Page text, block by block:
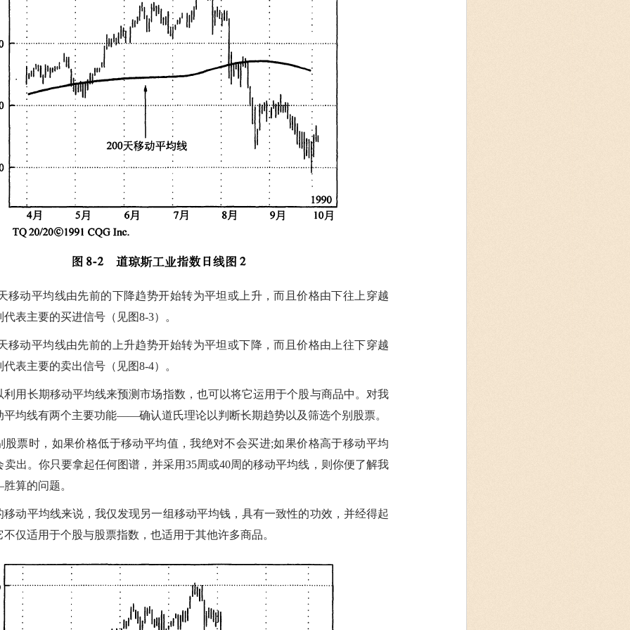
移动平均线由先前的下降趋势开始转为平坦或上升，而且价格由下往上穿越
表主要的买进信号（见图8-3）。
移动平均线由先前的上升趋势开始转为平坦或下降，而且价格由上往下穿越
表主要的卖出信号（见图8-4）。
利用长期移动平均线来预测市场指数，也可以将它运用于个股与商品中。对我
平均线有两个主要功能——确认道氏理论以判断长期趋势以及筛选个别股票。
股票时，如果价格低于移动平均值，我绝对不会买进;如果价格高于移动平均
卖出。你只要拿起任何图谱，并采用35周或40周的移动平均线，则你便了解我
算的问题。
移动平均线来说，我仅发现另一组移动平均钱，具有一致性的功效，并经得起
仅适用于个股与股票指数，也适用于其他许多商品。